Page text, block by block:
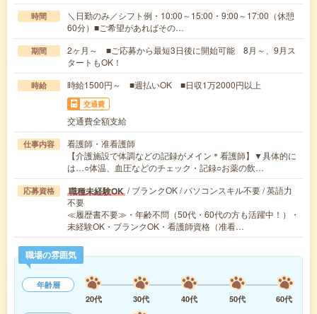
時間
＼日勤のみ／シフト例・10:00～15:00・9:00～17:00（休憩
60分）■ご希望があればその…
期間
2ヶ月～ ■ご応募から最短3日後に開始可能 8月～、9月ス
タートもOK！
時給 時給1500円～ ■週払いOK ■日収1万2000円以上
交通費
交通費全額支給
仕事内容
看護師・准看護師
【介護施設で体調などの記録がメイン＊看護師】▼具体的に
は…○体温、血圧などのチェック・記録○お薬の飲…
応募資格 職種未経験OK / ブランクOK / パソコンスキル不要 / 英語力
不要
≪履歴書不要≫・年齢不問（50代・60代の方も活躍中！）・
未経験OK・ブランクOK・看護師資格（准看…
職場の雰囲気
年齢層
20代
30代 40代 50代
60代